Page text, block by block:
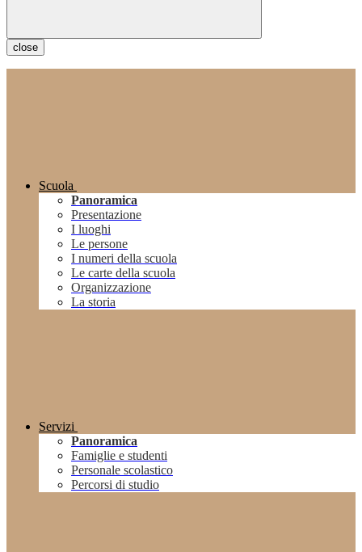
close
Scuola
Panoramica
Presentazione
I luoghi
Le persone
I numeri della scuola
Le carte della scuola
Organizzazione
La storia
Servizi
Panoramica
Famiglie e studenti
Personale scolastico
Percorsi di studio